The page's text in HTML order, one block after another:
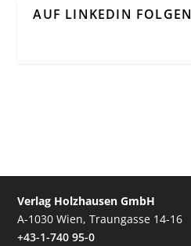
AUF LINKEDIN FOLGEN
Verlag Holzhausen GmbH
A-1030 Wien, Traungasse 14-16
+43-1-740 95-0